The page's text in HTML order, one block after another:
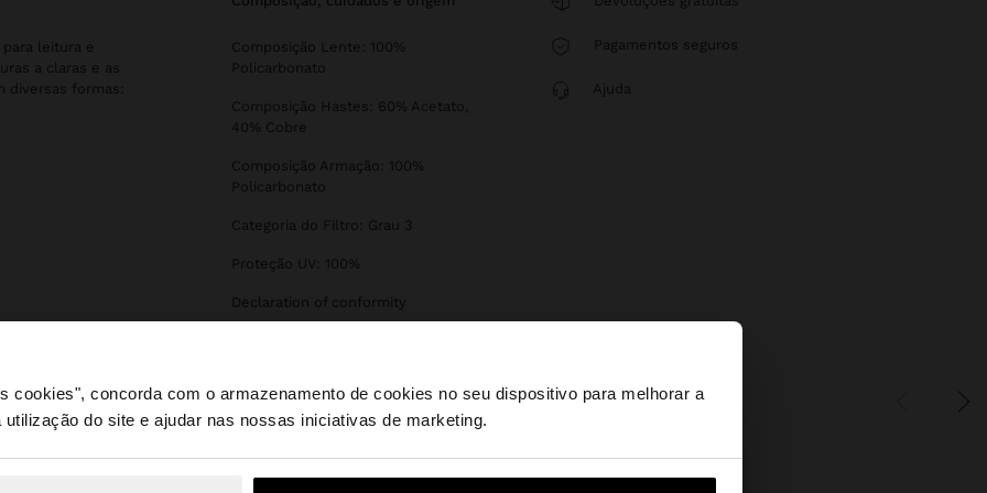
cookies", concorda com o armazenamento de cookies no seu dispositivo para melhorar a
do site e ajudar nas nossas iniciativas de marketing.
a partir de Portugal. Deseja navegar no nosso site United States?
leitura e
a claras e as
diversas formas:
Composição Lente: 100%
Policarbonato
Composição Hastes: 60% Acetato,
40% Cobre
Composição Armação: 100%
Policarbonato
Categoria do Filtro: Grau 3
Proteção UV: 100%
Declaration of conformity
Pagamentos seguros
Ajuda